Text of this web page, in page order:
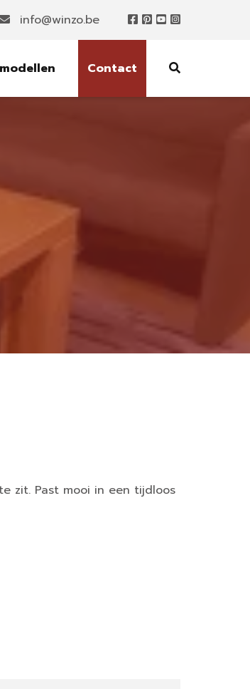
info@winzo.be
Contact
zit. Past mooi in een tijdloos